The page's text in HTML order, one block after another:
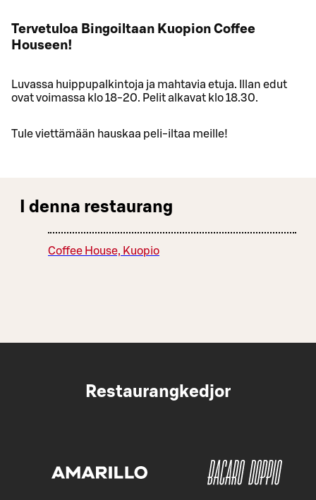
Tervetuloa Bingoiltaan Kuopion Coffee
Houseen!
Luvassa huippupalkintoja ja mahtavia etuja. Illan edut
ovat voimassa klo 18-20. Pelit alkavat klo 18.30.
Tule viettämään hauskaa peli-iltaa meille!
I denna restaurang
Coffee House, Kuopio
Restaurangkedjor